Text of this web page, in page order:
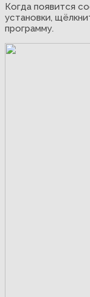
Когда появится
установки,
программу.